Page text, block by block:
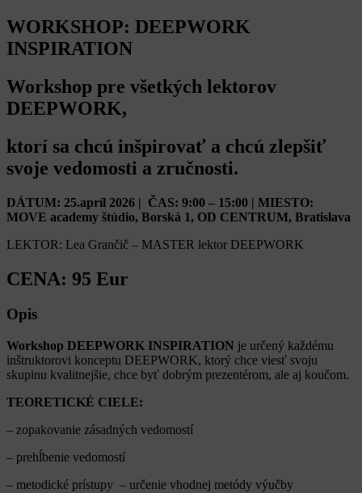
WORKSHOP: DEEPWORK
INSPIRATION
Workshop pre všetkých lektorov
DEEPWORK,
ktorí sa chcú inšpirovať a chcú zlepšiť
svoje vedomosti a zručnosti.
DÁTUM: 25.apríl 2026 | ČAS: 9:00 – 15:00 | MIESTO:
MOVE academy štúdio, Borská 1, OD CENTRUM, Bratislava
LEKTOR: Lea Grančič – MASTER lektor DEEPWORK
CENA: 95 Eur
Opis
Workshop DEEPWORK INSPIRATION je určený každému
inštruktorovi konceptu DEEPWORK, ktorý chce viesť svoju
skupinu kvalitnejšie, chce byť dobrým prezentérom, ale aj koučom.
TEORETICKÉ CIELE:
– zopakovanie zásadných vedomostí
– prehĺbenie vedomostí
– metodické prístupy – určenie vhodnej metódy výučby